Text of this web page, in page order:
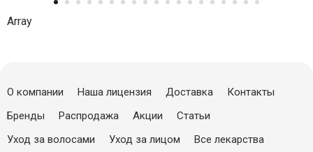
Array
О компании Наша лицензия Доставка
Контакты
Бренды
Распродажа Акции
Статьи
Уход за волосами
Уход за лицом
Все лекарства